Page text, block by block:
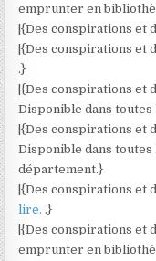
emprunter en
|{Des conspirations et
|{Des conspirations et
.}
|{Des conspirations et
Disponible dans
|{Des conspirations et
Disponible dans
département.}
|{Des conspirations et
lire. .}
|{Des conspirations et
emprunter en